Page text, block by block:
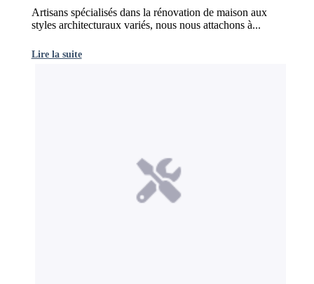
Artisans spécialisés dans la rénovation de maison aux
styles architecturaux variés, nous nous attachons à...
Lire la suite